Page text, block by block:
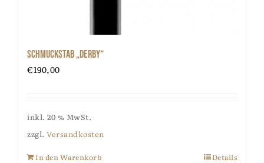
Schmuckstab „Derby“
€190,00
inkl. 20 % MwSt.
zzgl. Versandkosten
In den Warenkorb Details